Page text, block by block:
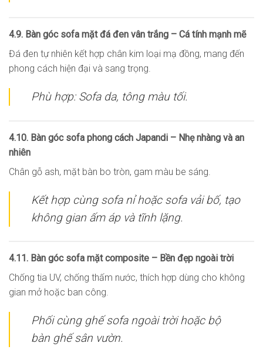
4.9. Bàn góc sofa mặt đá đen vân trắng – Cá tính mạnh mẽ
Đá đen tự nhiên kết hợp chân kim loại mạ đồng, mang đến
phong cách hiện đại và sang trọng.
Phù hợp: Sofa da, tông màu tối.
4.10. Bàn góc sofa phong cách Japandi – Nhẹ nhàng và an
nhiên
Chân gỗ ash, mặt bàn bo tròn, gam màu be sáng.
Kết hợp cùng sofa nỉ hoặc sofa vải bố, tạo
không gian ấm áp và tĩnh lặng.
4.11. Bàn góc sofa mặt composite – Bền đẹp ngoài trời
Chống tia UV, chống thấm nước, thích hợp dùng cho không
gian mở hoặc ban công.
Phối cùng ghế sofa ngoài trời hoặc bộ
bàn ghế sân vườn.